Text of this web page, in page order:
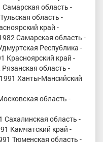
область -
область -
край -
Самарская область -
Республика -
Красноярский край -
область -
Ханты-Мансийский
область -
область -
Камчатский край -
Тюменская область -